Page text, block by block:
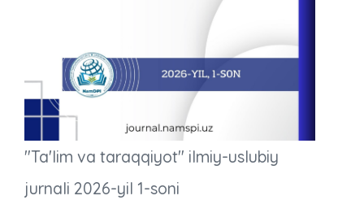
"Ta'lim va taraqqiyot" ilmiy-uslubiy
jurnali 2026-yil 1-soni